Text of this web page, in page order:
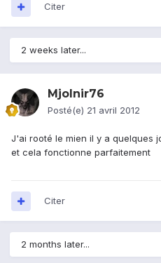
Citer
2 weeks later...
Mjolnir76
Posté(e) 21 avril 2012
J'ai rooté le mien il y a quelques
et cela fonctionne parfaitement
Citer
2 months later...